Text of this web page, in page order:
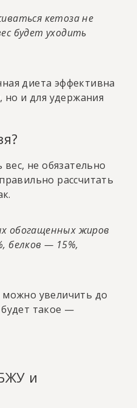
кетоза не
будет уходить
диета эффективна
но и для удержания
не обязательно
рассчитать
обогащенных жиров
белков — 15%,
увеличить до
такое —
и